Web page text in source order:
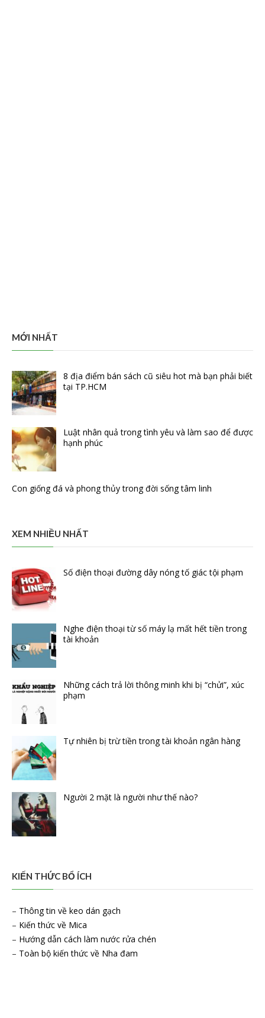
MỚI NHẤT
8 địa điểm bán sách cũ siêu hot mà bạn phải biết
tại TP.HCM
Luật nhân quả trong tình yêu và làm sao để được
hạnh phúc
Con giống đá và phong thủy trong đời sống tâm linh
XEM NHIỀU NHẤT
Số điện thoại đường dây nóng tố giác tội phạm
Nghe điện thoại từ số máy lạ mất hết tiền trong
tài khoản
Những cách trả lời thông minh khi bị “chửi”, xúc
phạm
Tự nhiên bị trừ tiền trong tài khoản ngân hàng
Người 2 mặt là người như thế nào?
KIẾN THỨC BỔ ÍCH
– Thông tin về keo dán gạch
– Kiến thức về Mica
– Hướng dẫn cách làm nước rửa chén
– Toàn bộ kiến thức về Nha đam